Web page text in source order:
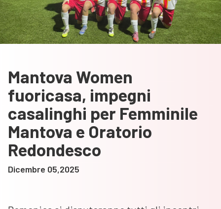
Mantova Women
fuoricasa, impegni
casalinghi per Femminile
Mantova e Oratorio
Redondesco
Dicembre 05,2025